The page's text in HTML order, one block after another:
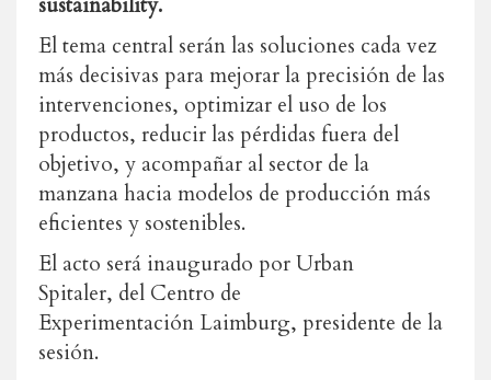
El tema central serán las soluciones cada vez
más decisivas para mejorar la precisión de las
intervenciones, optimizar el uso de los
productos, reducir las pérdidas fuera del
objetivo, y acompañar al sector de la
manzana hacia modelos de producción más
eficientes y sostenibles.
El acto será inaugurado por Urban
Spitaler, del Centro de
Experimentación Laimburg, presidente de la
sesión.